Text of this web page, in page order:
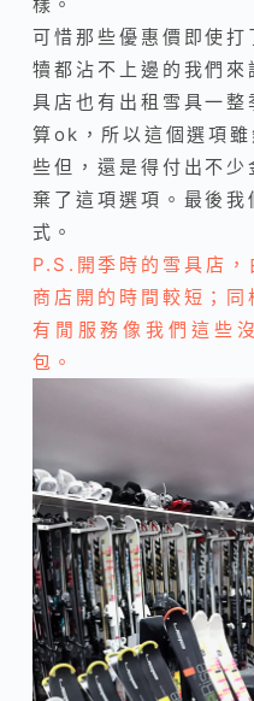
可惜那些優惠價即使
犢都沾不上邊的我們
具店也有出租雪具一
算ok，所以這個選項
些但，還是得付出不
棄了這項選項。最後
式。
P.S.開季時的雪具店，
商店開的時間較短；
有閒服務像我們這些
包。